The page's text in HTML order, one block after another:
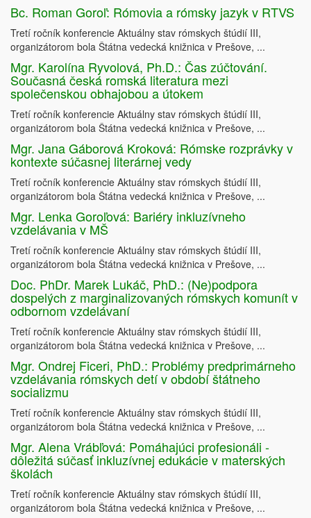
Bc. Roman Goroľ: Rómovia a rómsky jazyk v RTVS
Tretí ročník konferencie Aktuálny stav rómskych štúdií III,
organizátorom bola Štátna vedecká knižnica v Prešove, ...
Mgr. Karolína Ryvolová, Ph.D.: Čas zúčtování.
Současná česká romská literatura mezi
společenskou obhajobou a útokem
Tretí ročník konferencie Aktuálny stav rómskych štúdií III,
organizátorom bola Štátna vedecká knižnica v Prešove, ...
Mgr. Jana Gáborová Kroková: Rómske rozprávky v
kontexte súčasnej literárnej vedy
Tretí ročník konferencie Aktuálny stav rómskych štúdií III,
organizátorom bola Štátna vedecká knižnica v Prešove, ...
Mgr. Lenka Goroľová: Bariéry inkluzívneho
vzdelávania v MŠ
Tretí ročník konferencie Aktuálny stav rómskych štúdií III,
organizátorom bola Štátna vedecká knižnica v Prešove, ...
Doc. PhDr. Marek Lukáč, PhD.: (Ne)podpora
dospelých z marginalizovaných rómskych komunít v
odbornom vzdelávaní
Tretí ročník konferencie Aktuálny stav rómskych štúdií III,
organizátorom bola Štátna vedecká knižnica v Prešove, ...
Mgr. Ondrej Ficeri, PhD.: Problémy predprimárneho
vzdelávania rómskych detí v období štátneho
socializmu
Tretí ročník konferencie Aktuálny stav rómskych štúdií III,
organizátorom bola Štátna vedecká knižnica v Prešove, ...
Mgr. Alena Vrábľová: Pomáhajúci profesionáli -
dôležitá súčasť inkluzívnej edukácie v materských
školách
Tretí ročník konferencie Aktuálny stav rómskych štúdií III,
organizátorom bola Štátna vedecká knižnica v Prešove, ...